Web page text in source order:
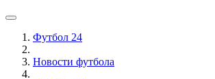
Футбол 24
Новости футбола